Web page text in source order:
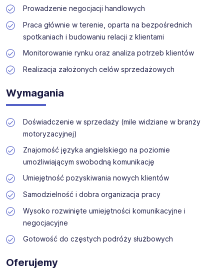
działania w terenie.
Prowadzenie negocjacji handlowych
Praca głównie w terenie, oparta na bezpośrednich
spotkaniach i budowaniu relacji z klientami
Monitorowanie rynku oraz analiza potrzeb klientów
Realizacja założonych celów sprzedażowych
Wymagania
Doświadczenie w sprzedaży (mile widziane w branży
motoryzacyjnej)
Znajomość języka angielskiego na poziomie
umożliwiającym swobodną komunikację
Umiejętność pozyskiwania nowych klientów
Samodzielność i dobra organizacja pracy
Wysoko rozwinięte umiejętności komunikacyjne i
negocjacyjne
Gotowość do częstych podróży służbowych
Oferujemy